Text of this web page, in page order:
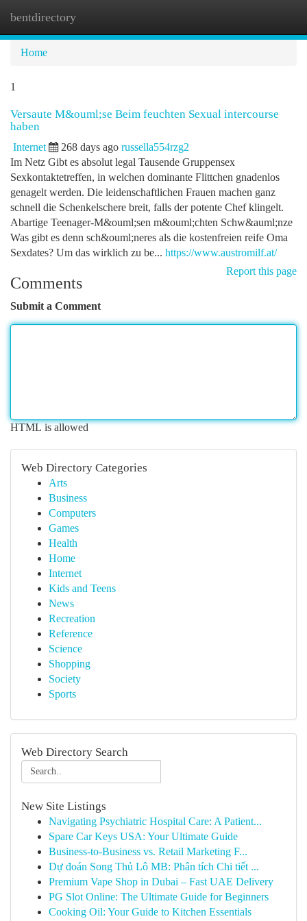
bentdirectory
Home
1
Versaute M&ouml;se Beim feuchten Sexual intercourse
haben
Internet 268 days ago russella554rzg2
Im Netz Gibt es absolut legal Tausende Gruppensex
Sexkontaktetreffen, in welchen dominante Flittchen gnadenlos
genagelt werden. Die leidenschaftlichen Frauen machen ganz
schnell die Schenkelschere breit, falls der potente Chef klingelt.
Abartige Teenager-M&ouml;sen m&ouml;chten Schw&auml;nze
Was gibt es denn sch&ouml;neres als die kostenfreien reife Oma
Sexdates? Um das wirklich zu be... https://www.austromilf.at/
Report this page
Comments
Submit a Comment
HTML is allowed
Web Directory Categories
Arts
Business
Computers
Games
Health
Home
Internet
Kids and Teens
News
Recreation
Reference
Science
Shopping
Society
Sports
Web Directory Search
New Site Listings
Navigating Psychiatric Hospital Care: A Patient...
Spare Car Keys USA: Your Ultimate Guide
Business-to-Business vs. Retail Marketing F...
Dự đoán Song Thủ Lô MB: Phân tích Chi tiết ...
Premium Vape Shop in Dubai – Fast UAE Delivery
PG Slot Online: The Ultimate Guide for Beginners
Cooking Oil: Your Guide to Kitchen Essentials